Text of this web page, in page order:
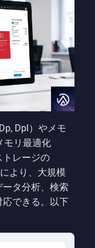
Dpl）やメモ
モリ最適化
トレージの
より、大規模
タ分析、検索
できる。以下